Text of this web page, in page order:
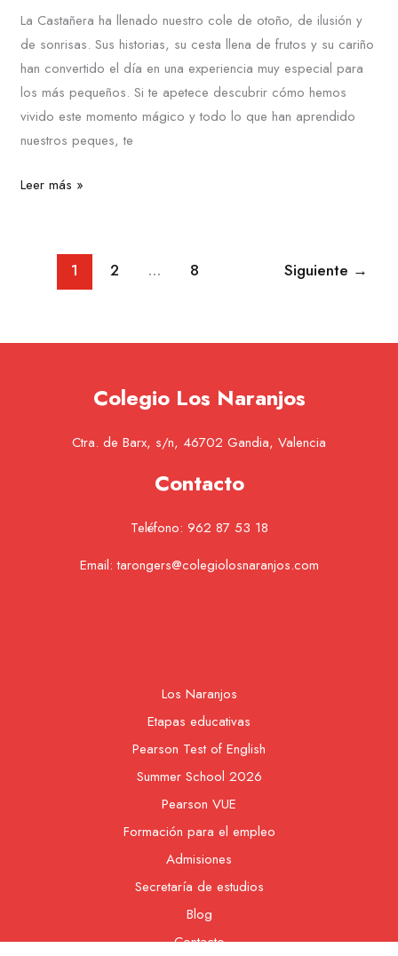
La Castañera ha llenado nuestro cole de otoño, de ilusión y
de sonrisas. Sus historias, su cesta llena de frutos y su cariño
han convertido el día en una experiencia muy especial para
los más pequeños. Si te apetece descubrir cómo hemos
vivido este momento mágico y todo lo que han aprendido
nuestros peques, te
Leer más »
1 2 … 8 Siguiente →
Colegio Los Naranjos
Ctra. de Barx, s/n, 46702 Gandia, Valencia
Contacto
Teléfono: 962 87 53 18
Email:tarongers@colegiolosnaranjos.com
Los Naranjos
Etapas educativas
Pearson Test of English
Summer School 2026
Pearson VUE
Formación para el empleo
Admisiones
Secretaría de estudios
Blog
Contacto